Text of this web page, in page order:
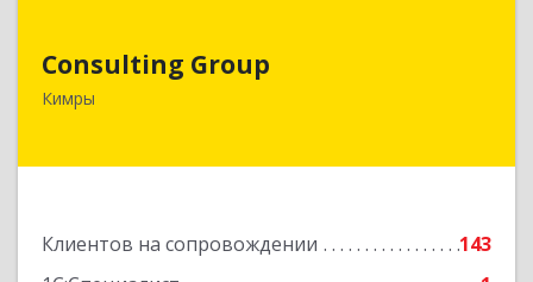
Consulting Group
Кимры
Клиентов на сопровождении
143
171507, Тверская обл, Кимры г, Малая Садовая
Подробнее